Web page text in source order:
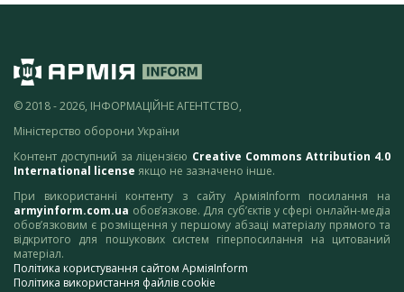
© 2018 - 2026, ІНФОРМАЦІЙНЕ АГЕНТСТВО,
Міністерство оборони України
Контент доступний за ліцензією Creative Commons Attribution 4.0
International license якщо не зазначено інше.
При використанні контенту з сайту АрміяInform посилання на
armyinform.com.ua обов’язкове. Для суб’єктів у сфері онлайн-медіа
обов’язковим є розміщення у першому абзаці матеріалу прямого та
відкритого для пошукових систем гіперпосилання на цитований
матеріал.
Політика користування сайтом АрміяInform
Політика використання файлів cookie